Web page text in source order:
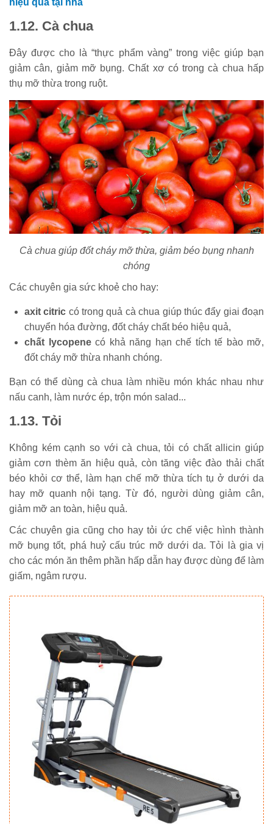
1.12. Cà chua
Đây được cho là “thực phẩm vàng” trong việc giúp bạn
giảm cân, giảm mỡ bụng. Chất xơ có trong cà chua hấp
thụ mỡ thừa trong ruột.
Cà chua giúp đốt cháy mỡ thừa, giảm béo bụng nhanh
chóng
Các chuyên gia sức khoẻ cho hay:
axit citric có trong quả cà chua giúp thúc đẩy giai đoạn
chuyển hóa đường, đốt cháy chất béo hiệu quả,
chất lycopenecó khả năng hạn chế tích tế bào mỡ,
đốt cháy mỡ thừa nhanh chóng.
Bạn có thể dùng cà chua làm nhiều món khác nhau như
nấu canh, làm nước ép, trộn món salad...
1.13. Tỏi
Không kém cạnh so với cà chua, tỏi có chất allicin giúp
giảm cơn thèm ăn hiệu quả, còn tăng việc đào thải chất
béo khỏi cơ thể, làm hạn chế mỡ thừa tích tụ ở dưới da
hay mỡ quanh nội tạng. Từ đó, người dùng giảm cân,
giảm mỡ an toàn, hiệu quả.
Các chuyên gia cũng cho hay tỏi ức chế việc hình thành
mỡ bụng tốt, phá huỷ cấu trúc mỡ dưới da. Tỏi là gia vị
cho các món ăn thêm phần hấp dẫn hay được dùng để làm
giấm, ngâm rượu.